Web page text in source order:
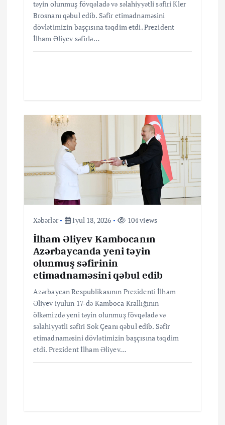
təyin olunmuş fövqəladə və səlahiyyətli səfiri Kler
Brosnanı qəbul edib. Səfir etimadnaməsini
dövlətimizin başçısına təqdim etdi. Prezident
İlham Əliyev səfirlə…
Xəbərlər İyul 18, 2026 104 views
İlham Əliyev Kambocanın
Azərbaycanda yeni təyin
olunmuş səfirinin
etimadnaməsini qəbul edib
Azərbaycan Respublikasının Prezidenti İlham
Əliyev iyulun 17-də Kamboca Krallığının
ölkəmizdə yeni təyin olunmuş fövqəladə və
səlahiyyətli səfiri Sok Çeanı qəbul edib. Səfir
etimadnaməsini dövlətimizin başçısına təqdim
etdi. Prezident İlham Əliyev…